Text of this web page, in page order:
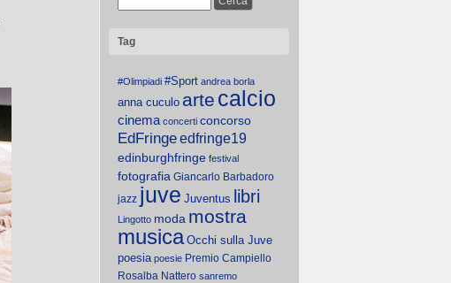
Tag
#Olimpiadi #Sport andrea borla
anna cuculo arte calcio
cinema concerti concorso
EdFringeedfringe19
edinburghfringe festival
fotografia Giancarlo Barbadoro
jazz juve Juventus libri
Lingotto moda mostra
musica Occhi sulla Juve
poesia poesie Premio Campiello
Rosalba Nattero sanremo